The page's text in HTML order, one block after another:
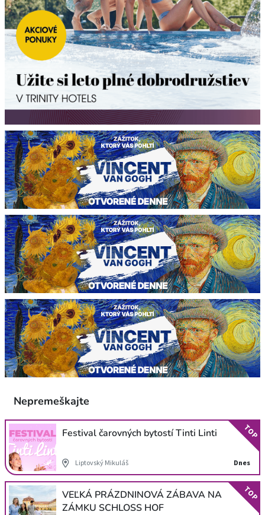
Nepremeškajte
Festival čarovných bytostí Tinti Linti
Liptovský Mikuláš Dnes
TOP
VEĽKÁ PRÁZDNINOVÁ ZÁBAVA NA
ZÁMKU SCHLOSS HOF
TOP